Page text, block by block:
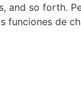
and so forth.
funciones de